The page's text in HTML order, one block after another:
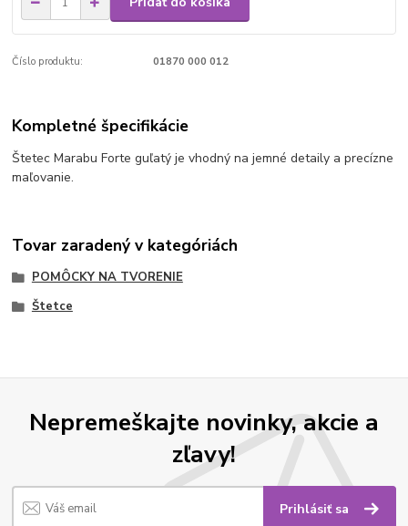
Číslo produktu: 01870 000 012
Kompletné špecifikácie
Štetec Marabu Forte guľatý je vhodný na jemné detaily a precízne
maľovanie.
Tovar zaradený v kategóriách
POMÔCKY NA TVORENIE
Štetce
Nepremeškajte novinky, akcie a
zľavy!
Prihlásiť sa